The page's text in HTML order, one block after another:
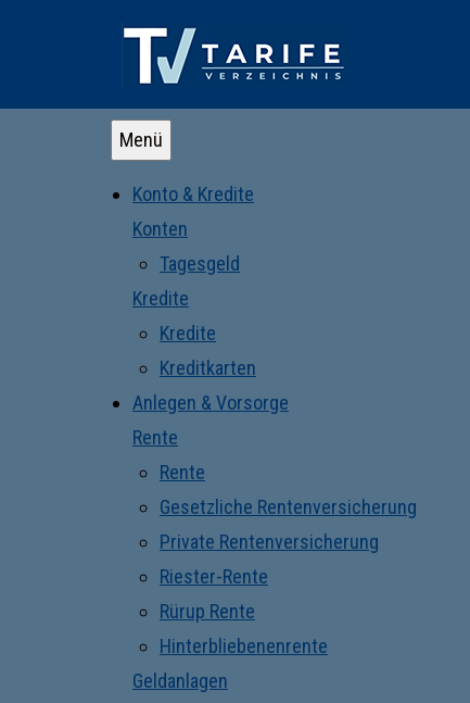
Menü
Konto & Kredite
Konten
Tagesgeld
Kredite
Kredite
Kreditkarten
Anlegen & Vorsorge
Rente
Rente
Gesetzliche Rentenversicherung
Private Rentenversicherung
Riester-Rente
Rürup Rente
Hinterbliebenenrente
Geldanlagen